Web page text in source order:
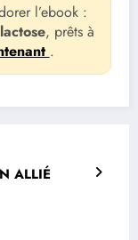
l’ebook :
, prêts à
.
ALLIÉ